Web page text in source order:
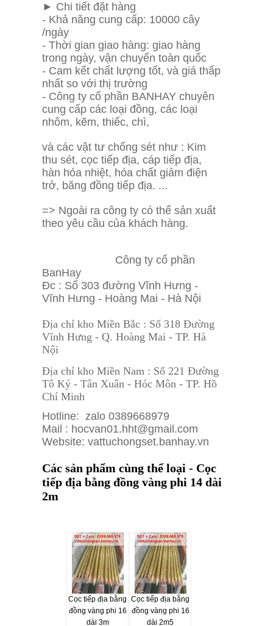
► Chi tiết đặt hàng
- Khả năng cung cấp: 10000 cây
/ngày
- Thời gian giao hàng: giao hàng
trong ngày, vận chuyển toàn quốc
- Cam kết chất lượng tốt, và giá thấp
nhất so với thị trường
- Công ty cổ phần BANHAY chuyên
cung cấp các loại đồng, các loại
nhôm, kẽm, thiếc, chì,
và các vật tư chống sét như : Kim
thu sét, cọc tiếp địa, cáp tiếp địa,
hàn hóa nhiệt, hóa chất giảm điện
trở, băng đồng tiếp địa. ...
=> Ngoài ra công ty có thể sản xuất
theo yêu cầu của khách hàng.
Công ty cổ phần
BanHay
Đc : Số 303 đường Vĩnh Hưng -
Vĩnh Hưng - Hoàng Mai - Hà Nội
Địa chỉ kho Miền Bắc : Số 318 Đường
Vĩnh Hưng - Q. Hoàng Mai - TP. Hà
Nội
Địa chỉ kho Miền Nam : Số 221 Đường
Tô Ký - Tân Xuân - Hóc Môn - TP. Hồ
Chí Minh
Hotline: zalo 0389668979
Mail : hocvan01.hht@gmail.com
Website: vattuchongset.banhay.vn
Các sản phẩm cùng thể loại - Cọc
tiếp địa bằng đồng vàng phi 14 dài
2m
Cọc tiếp địa bằng
đồng vàng phi 16
dài 3m
Cọc tiếp địa bằng
đồng vàng phi 16
dài 2m5